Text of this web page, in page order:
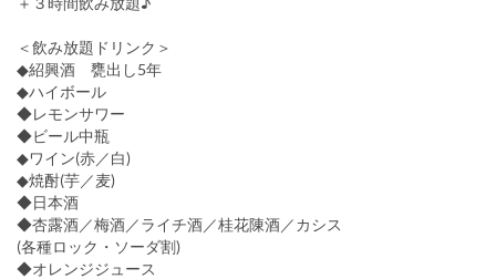
＜飲み放題ドリンク＞
◆紹興酒 甕出し5年
◆ハイボール
◆レモンサワー
◆ビール中瓶
◆ワイン(赤／白)
◆焼酎(芋／麦)
◆日本酒
◆杏露酒／梅酒／ライチ酒／桂花陳酒／カシス
(各種ロック・ソーダ割)
◆オレンジジュース